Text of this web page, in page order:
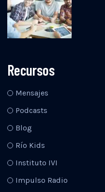
Recursos
Mensajes
Podcasts
Blog
Río Kids
Instituto IVI
Impulso Radio